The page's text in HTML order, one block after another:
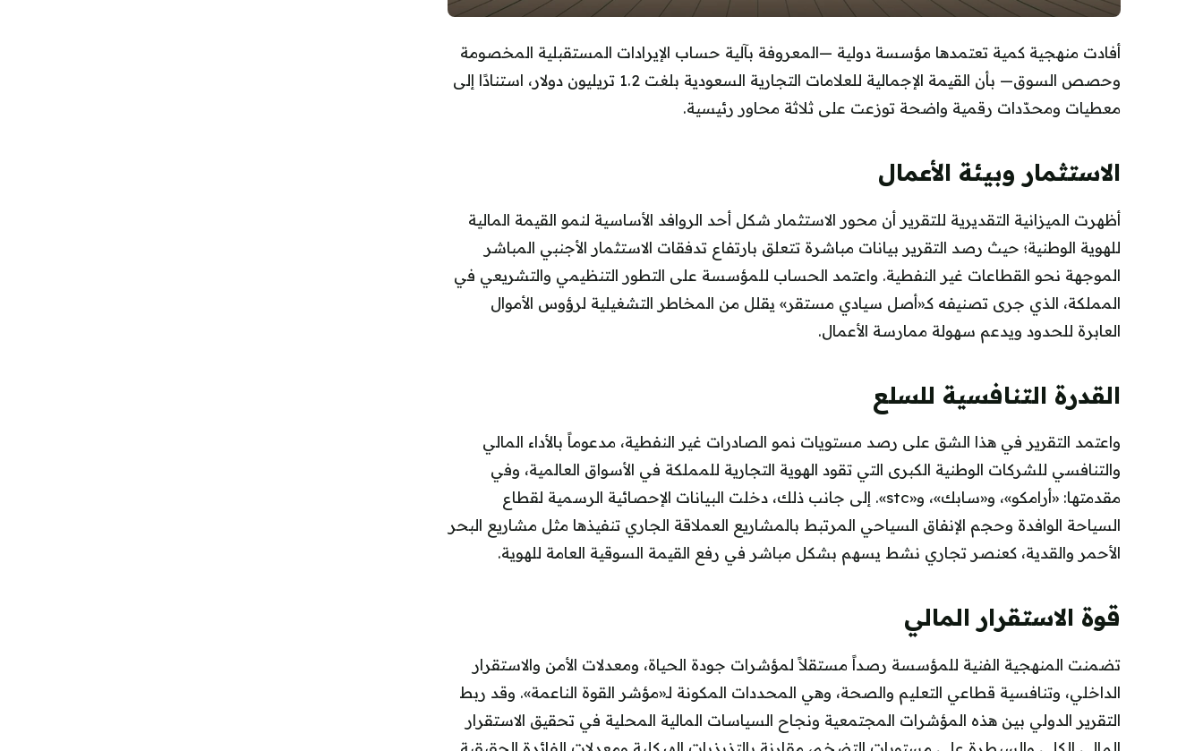
أفادت منهجية كمية تعتمدها مؤسسة دولية —المعروفة بآلية حساب الإيرادات المستقبلية المخصومة
وحصص السوق— بأن القيمة الإجمالية للعلامات التجارية السعودية بلغت 1.2 تريليون دولار، استنادًا إلى
معطيات ومحدّدات رقمية واضحة توزعت على ثلاثة محاور رئيسية.
الاستثمار وبيئة الأعمال
أظهرت الميزانية التقديرية للتقرير أن محور الاستثمار شكل أحد الروافد الأساسية لنمو القيمة المالية
للهوية الوطنية؛ حيث رصد التقرير بيانات مباشرة تتعلق بارتفاع تدفقات الاستثمار الأجنبي المباشر
الموجهة نحو القطاعات غير النفطية. واعتمد الحساب للمؤسسة على التطور التنظيمي والتشريعي في
المملكة، الذي جرى تصنيفه كـ«أصل سيادي مستقر» يقلل من المخاطر التشغيلية لرؤوس الأموال
العابرة للحدود ويدعم سهولة ممارسة الأعمال.
القدرة التنافسية للسلع
واعتمد التقرير في هذا الشق على رصد مستويات نمو الصادرات غير النفطية، مدعوماً بالأداء المالي
والتنافسي للشركات الوطنية الكبرى التي تقود الهوية التجارية للمملكة في الأسواق العالمية، وفي
مقدمتها: «أرامكو»، و«سابك»، و«stc». إلى جانب ذلك، دخلت البيانات الإحصائية الرسمية لقطاع
السياحة الوافدة وحجم الإنفاق السياحي المرتبط بالمشاريع العملاقة الجاري تنفيذها مثل مشاريع البحر
الأحمر والقدية، كعنصر تجاري نشط يسهم بشكل مباشر في رفع القيمة السوقية العامة للهوية.
قوة الاستقرار المالي
تضمنت المنهجية الفنية للمؤسسة رصداً مستقلاً لمؤشرات جودة الحياة، ومعدلات الأمن والاستقرار
الداخلي، وتنافسية قطاعي التعليم والصحة، وهي المحددات المكونة لـ«مؤشر القوة الناعمة». وقد ربط
التقرير الدولي بين هذه المؤشرات المجتمعية ونجاح السياسات المالية المحلية في تحقيق الاستقرار